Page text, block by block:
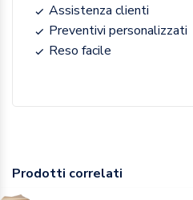
Assistenza clienti
Preventivi personalizzati
Reso facile
Prodotti correlati